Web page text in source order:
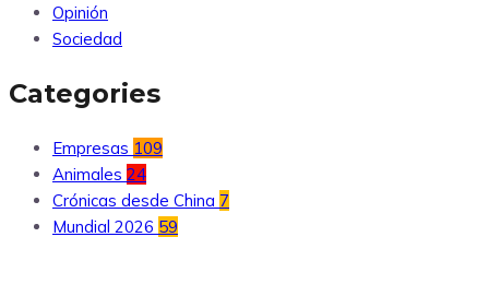
Opinión
Sociedad
Categories
Empresas 109
Animales 24
Crónicas desde China 7
Mundial 2026 59